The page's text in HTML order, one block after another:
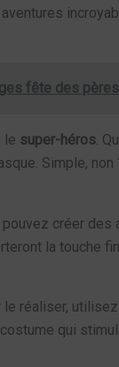
fête des
le super-héros.
Simple,
pouvez créer des
la touche
réaliser,
qui